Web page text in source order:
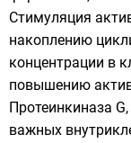
Стимуляция
накоплению
концентрации в
повышению
Протеинкиназа
важных